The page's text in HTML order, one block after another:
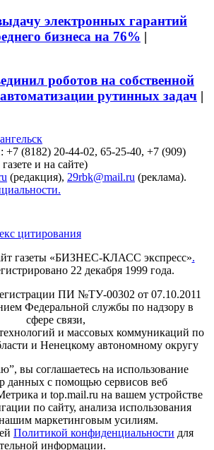
электронных гарантий
бизнеса на 76% |
роботов на собственной
рутинных задач |
+7 (8182) 20-44-02, 65-25-40, +7 (909)
и на сайте)
(редакция), 29rbk@mail.ru (реклама).
газеты «БИЗНЕС-КЛАСС экспресс».
22 декабря 1999 года.
ПИ №ТУ-00302 от 07.10.2011
Федеральной службы по надзору в
сфере связи,
и массовых коммуникаций по
и Ненецкому автономному округу
вы соглашаетесь на использование
данных с помощью сервисов веб
и top.mail.ru на вашем устройстве
по сайту, анализа использования
нашим маркетинговым усилиям.
Политикой конфиденциальности для
информации.